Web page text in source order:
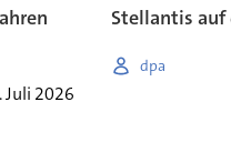
Juli 2026
Stellantis auf
dpa